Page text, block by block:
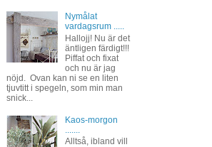
Nymålat
vardagsrum .....
Hallojj! Nu är det
äntligen färdigt!!!
Piffat och fixat
och nu är jag
nöjd. Ovan kan ni se en liten
tjuvtitt i spegeln, som min man
snick...
Kaos-morgon
Alltså, ibland vill